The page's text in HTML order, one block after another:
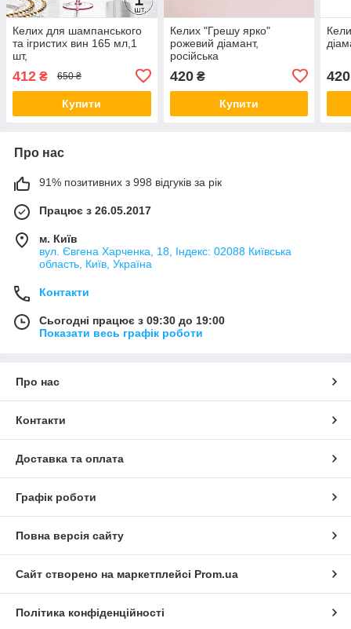
Келих для шампанського
та ігристих вин 165 мл,1
шт,
багаторазовий,пластиковий,
міцний для вина і напоїв
прозоро-рожевий
412 ₴ 650 ₴
Купити
Келих "Грешу ярко"
рожевий діамант,
російська
420₴
Купити
420
Про нас
91% позитивних з 998 відгуків за рік
Працює з 26.05.2017
м. Київ
вул. Євгена Харченка, 18, Індекс: 02088 Київська
область, Київ, Україна
Контакти
Сьогодні працює з 09:30 до 19:00
Показати весь графік роботи
Про нас
Контакти
Доставка та оплата
Графік роботи
Повна версія сайту
Сайт створено на маркетплейсі Prom.ua
Політика конфіденційності